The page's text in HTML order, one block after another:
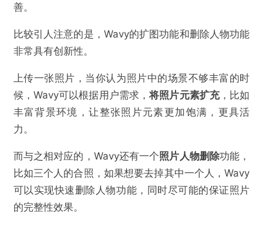
善。
比较引人注意的是，Wavy的扩图功能和删除人物功能
非常具有创新性。
上传一张照片，当你认为照片中的场景不够丰富的时
候，Wavy可以根据用户需求，将照片元素扩充，比如
丰富背景环境，让整张照片元素更加饱满，更具活
力。
而与之相对应的，Wavy还有一个照片人物删除功能，
比如三个人的合照，如果想要去掉其中一个人，Wavy
可以实现快速删除人物功能，同时尽可能的保证照片
的完整性效果。